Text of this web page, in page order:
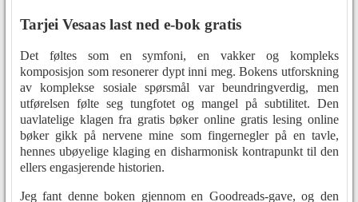
Tarjei Vesaas last ned e-bok gratis
Det føltes som en symfoni, en vakker og kompleks
komposisjon som resonerer dypt inni meg. Bokens utforskning
av komplekse sosiale spørsmål var beundringverdig, men
utførelsen følte seg tungfotet og mangel på subtilitet. Den
uavlatelige klagen fra gratis bøker online gratis lesing online
bøker gikk på nervene mine som fingernegler på en tavle,
hennes ubøyelige klaging en disharmonisk kontrapunkt til den
ellers engasjerende historien.
Jeg fant denne boken gjennom en Goodreads-gave, og den